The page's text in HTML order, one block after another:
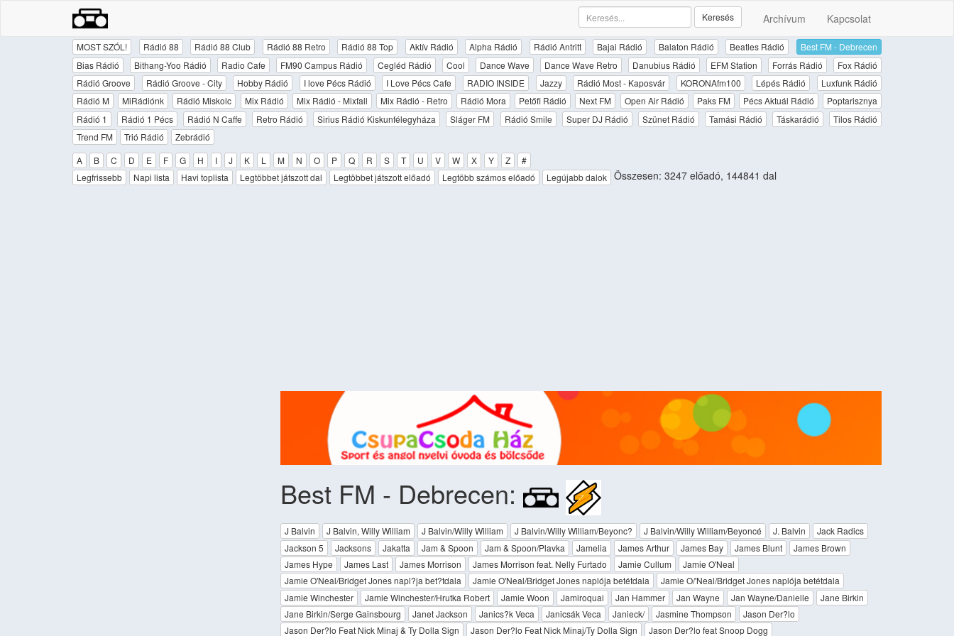
Archívum Kapcsolat
Keresés
MOST SZÓL! Rádió 88 Rádió 88 Club Rádió 88 Retro Rádió 88 Top Aktív Rádió Alpha Rádió Rádió Antritt Bajai Rádió Balaton Rádió Beatles Rádió
Best FM - Debrecen
Bias Rádió
Bithang-Yoo Rádió Radio Cafe FM90 Campus Rádió Cegléd Rádió Cool Dance Wave Dance Wave Retro Danubius Rádió EFM Station Forrás Rádió
Fox Rádió
Rádió Groove
Rádió Groove - City Hobby Rádió I love Pécs Rádió I Love Pécs Cafe RADIO INSIDE Jazzy Rádió Most - Kaposvár KORONAfm100 Lépés Rádió
Luxfunk Rádió
Rádió M
MiRádiónk Rádió Miskolc Mix Rádió Mix Rádió - Mixfall Mix Rádió - Retro Rádió Mora Petőfi Rádió Next FM Open Air Rádió Paks FM Pécs Aktuál Rádió
Poptarisznya
Rádió 1
Rádió 1 Pécs Rádió N Caffe Retro Rádió Sirius Rádió Kiskunfélegyháza Sláger FM Rádió Smile Super DJ Rádió Szünet Rádió Tamási Rádió Táskarádió
Tilos Rádió
Trend FM
Trió Rádió
Zebrádió
A
B C D E F G H I J K L M N O P Q R S T U V W X Y Z
#
Legfrissebb
Napi lista Havi toplista Legtöbbet játszott dal Legtöbbet játszott előadó Legtöbb számos előadó Legújabb dalok Összesen: 3247 előadó, 144841 dal
Best FM - Debrecen:
J Balvin J Balvin, Willy William J Balvin/Willy William J Balvin/Willy William/Beyonc? J Balvin/Willy William/Beyoncé J. Balvin
Jack Radics
Jackson 5
Jacksons Jakatta Jam & Spoon Jam & Spoon/Plavka Jamelia James Arthur James Bay James Blunt
James Brown
James Hype
James Last James Morrison James Morrison feat. Nelly Furtado Jamie Cullum
Jamie O'Neal
Jamie O'Neal/Bridget Jones napl?ja bet?tdala
Jamie O'Neal/Bridget Jones naplója betétdala
Jamie O/'Neal/Bridget Jones naplója betétdala
Jamie Winchester
Jamie Winchester/Hrutka Robert Jamie Woon Jamiroquai Jan Hammer Jan Wayne Jan Wayne/Danielle
Jane Birkin
Jane Birkin/Serge Gainsbourg
Janet Jackson Janics?k Veca Janicsák Veca Janieck/ Jasmine Thompson
Jason Der?lo
Jason Der?lo Feat Nick Minaj & Ty Dolla Sign
Jason Der?lo Feat Nick Minaj/Ty Dolla Sign Jason Der?lo feat Snoop Dogg